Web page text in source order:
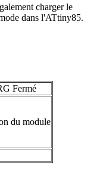
charger le
dans l'ATtiny85.
Fermé
du module